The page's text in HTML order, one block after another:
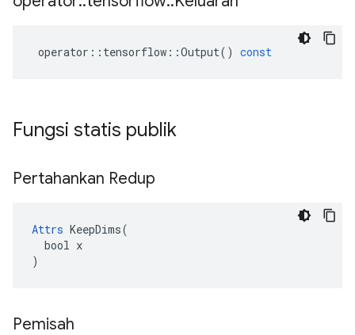
operator :: tensorflow ::Output() const
Fungsi statis publik
Pertahankan Redup
Attrs KeepDims(
  bool x
)
Pemisah